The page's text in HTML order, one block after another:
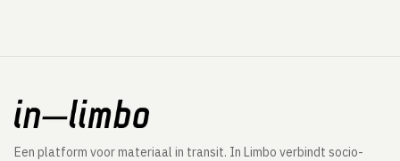
Een platform voor materiaal in transit. In Limbo verbindt socio-